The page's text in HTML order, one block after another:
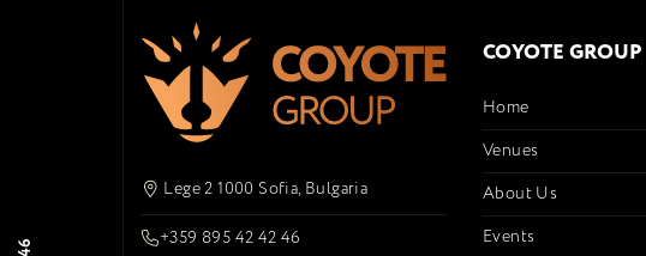
Lege 2 1000 Sofia, Bulgaria
+359 895 42 42 46
COYOTE GROUP
Home
Venues
About Us
Events